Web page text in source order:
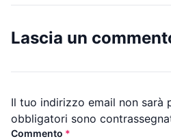
Lascia un
Il tuo indirizzo email non sarà
obbligatori sono
Commento *